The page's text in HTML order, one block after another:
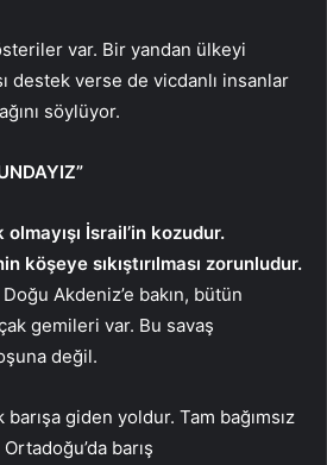
var. Bir yandan ülkeyi
destek verse de vicdanlı insanlar
söylüyor.
İsrail’in kozudur.
köşeye sıkıştırılması zorunludur.
Doğu Akdeniz’e bakın, bütün
gemileri var. Bu savaş
değil.
giden yoldur. Tam bağımsız
barış